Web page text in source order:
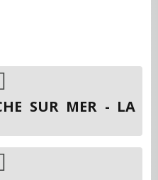
SUR MER - LA